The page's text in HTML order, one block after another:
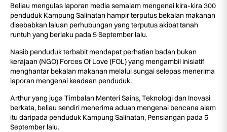
Beliau mengulas laporan media semalam mengenai kira-kira 300
penduduk Kampung Salinatan hampir terputus bekalan makanan
disebabkan laluan perhubungan yang terputus akibat tanah
runtuh yang berlaku pada 5 September lalu.
Nasib penduduk terbabit mendapat perhatian badan bukan
kerajaan (NGO) Forces Of Love (FOL) yang mengambil inisiatif
menghantar bekalan makanan melalui sungai selepas menerima
laporan mengenai keadaan penduduk.
Arthur yang juga Timbalan Menteri Sains, Teknologi dan Inovasi
berkata, beliau sendiri menerima aduan mengenai bencana alam
itu daripada penduduk Kampung Salinatan, Pensiangan pada 5
September lalu.